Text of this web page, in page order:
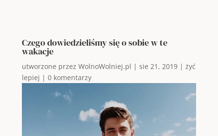
Czego dowiedzieliśmy się o sobie w te
wakacje
utworzone przez WolnoWolniej.pl | sie 21, 2019| żyć
lepiej | 0 komentarzy